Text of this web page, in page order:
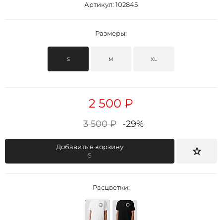
Артикул: 102845
Размеры:
S M XL
2 500 ₽
3 500 ₽ -29%
Добавить в корзину
S
Расцветки: